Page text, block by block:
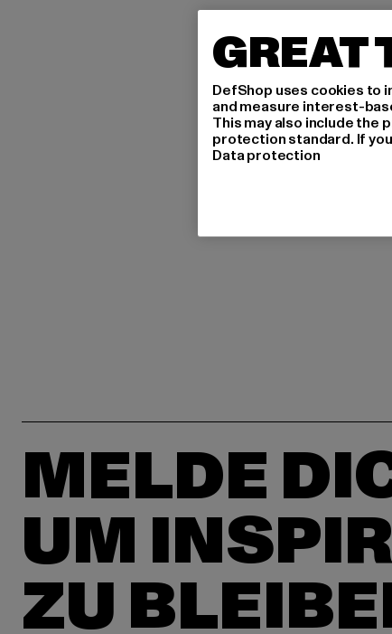
MELDE
UM
ZU
GREAT
DefShop uses cookies to
and measure interest-
This may also include the
protection standard. If
Data protection